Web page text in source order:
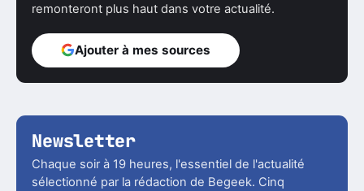
remonteront plus haut dans votre actualité.
Ajouter à mes sources
Newsletter
Chaque soir à 19 heures, l'essentiel de l'actualité
sélectionné par la rédaction de Begeek. Cinq